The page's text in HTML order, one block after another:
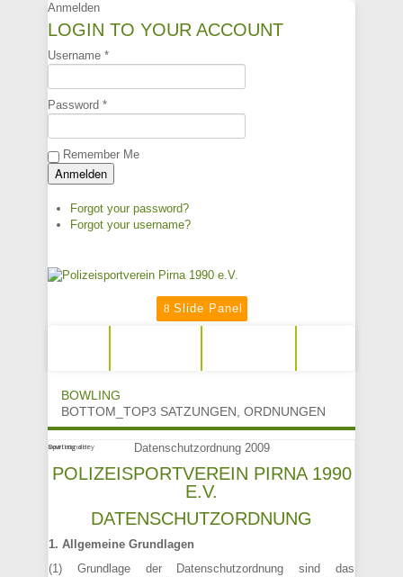
Anmelden
LOGIN TO YOUR ACCOUNT
Username *
Password *
Remember Me
Forgot your password?
Forgot your username?
Slide Panel
BOWLING
BOTTOM_TOP3 SATZUNGEN, ORDNUNGEN
Bowling
Spätzünder
Bowling alley Datenschutzordnung 2009
POLIZEISPORTVEREIN PIRNA 1990
E.V.
DATENSCHUTZORDNUNG
1. Allgemeine Grundlagen
(1) Grundlage der Datenschutzordnung sind das